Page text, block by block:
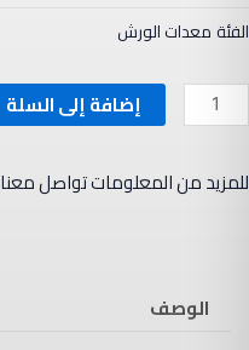
الفئة معدات الورش
كمية
جك
قير
إضافة إلى السلة
للمزيد من المعلومات تواصل معنا
الوصف